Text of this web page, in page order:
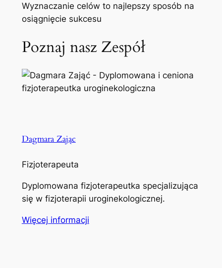
Wyznaczanie celów to najlepszy sposób na
osiągnięcie sukcesu
Poznaj nasz Zespół
Dagmara Zając
Fizjoterapeuta
Dyplomowana fizjoterapeutka specjalizująca
się w fizjoterapii uroginekologicznej.
Więcej informacji